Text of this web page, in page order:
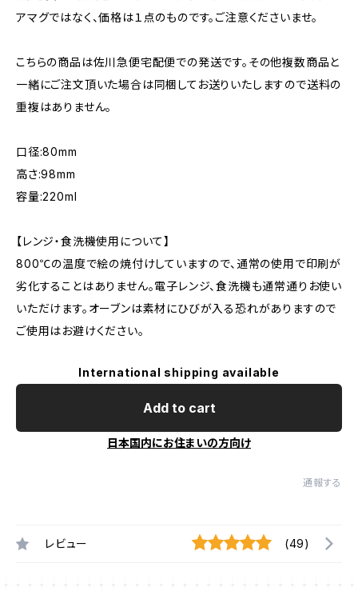
アマグではなく、価格は１点のものです。ご注意くださいませ。
こちらの商品は佐川急便宅配便での発送です。その他複数商品と
一緒にご注文頂いた場合は同梱してお送りいたしますので送料の
重複はありません。
口径:80mm
高さ:98mm
容量:220ml
【レンジ・食洗機使用について】
800℃の温度で絵の焼付けしていますので、通常の使用で印刷が
劣化することはありません。電子レンジ、食洗機も通常通りお使い
いただけます。オーブンは素材にひびが入る恐れがありますので
ご使用はお避けください。
International shipping available
Add to cart
日本国内にお住まいの方向け
通報する
レビュー (49)